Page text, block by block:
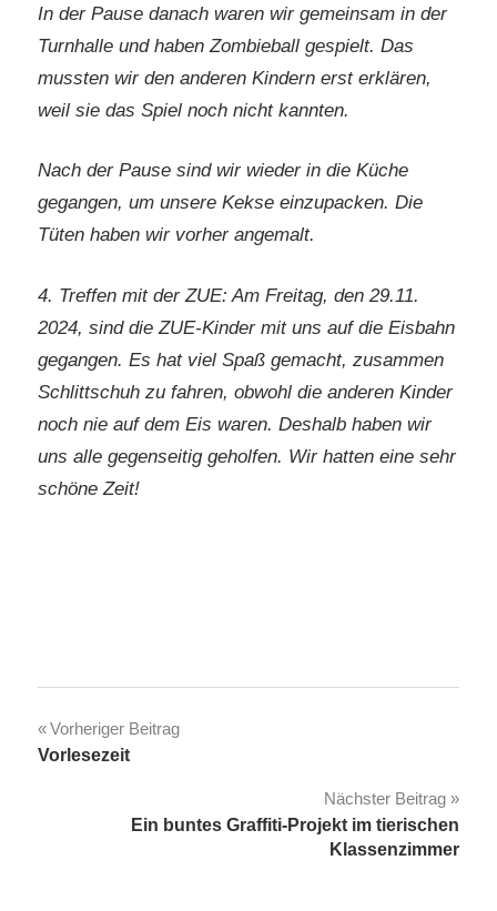
In der Pause danach waren wir gemeinsam in der
Turnhalle und haben Zombieball gespielt. Das
mussten wir den anderen Kindern erst erklären,
weil sie das Spiel noch nicht kannten.
Nach der Pause sind wir wieder in die Küche
gegangen, um unsere Kekse einzupacken. Die
Tüten haben wir vorher angemalt.
4. Treffen mit der ZUE: Am Freitag, den 29.11.
2024, sind die ZUE-Kinder mit uns auf die Eisbahn
gegangen. Es hat viel Spaß gemacht, zusammen
Schlittschuh zu fahren, obwohl die anderen Kinder
noch nie auf dem Eis waren. Deshalb haben wir
uns alle gegenseitig geholfen. Wir hatten eine sehr
schöne Zeit!
Beitragsnavigation
Vorheriger Beitrag
Vorlesezeit
Nächster Beitrag
Ein buntes Graffiti-Projekt im tierischen
Klassenzimmer